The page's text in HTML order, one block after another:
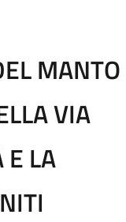
MANTO
VIA
E LA